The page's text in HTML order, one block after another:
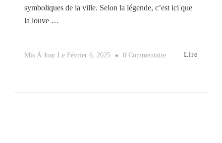
symboliques de la ville. Selon la légende, c’est ici que
la louve …
Mis À Jour Le Février 6, 2025 0 CommentaireSur
Lire